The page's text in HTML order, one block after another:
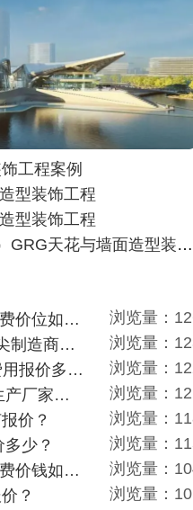
工程案例
型装饰工程
型装饰工程
罗浮宫家居艺术中心（广州）GRG天花与墙面造型装饰工程
淄博专业GRG设计材料厂收费价位如何？
浏览量：
珠海1443米²grg造型设计顶尖制造商付费付费多少？
浏览量：
重庆3217平方米GRG设计费用报价多少？
浏览量：
滨州1217平方grg设计顶尖生产厂家价目如何？
浏览量：
价？
浏览量：
少？
浏览量：
泰州市专业GRG设计厂商付费价钱如何？
浏览量：
？
浏览量：